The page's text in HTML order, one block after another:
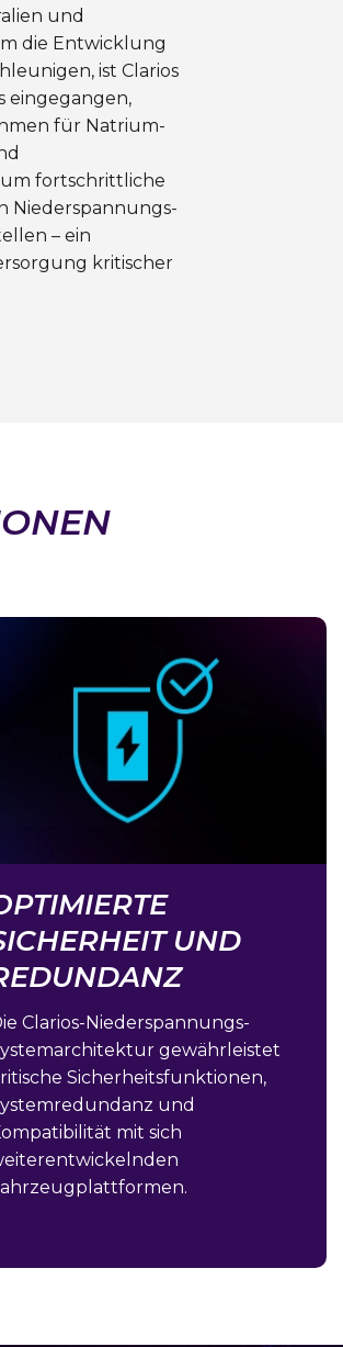
und
die Entwicklung
ist Clarios
eingegangen,
für Natrium-
fortschrittliche
Niederspannungs-
– ein
kritischer
UND
Clarios-Niederspannungs-
gewährleistet
Sicherheitsfunktionen,
und
mit sich